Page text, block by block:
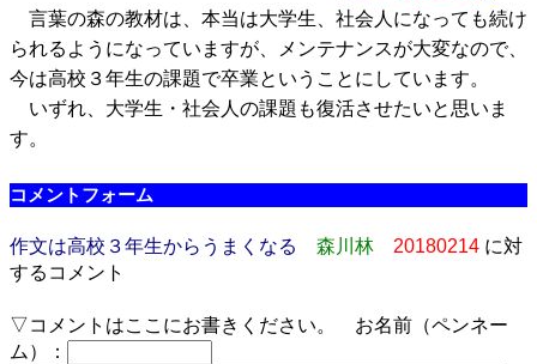
言葉の森の教材は、本当は大学生、社会人になっても続け
られるようになっていますが、メンテナンスが大変なので、
今は高校３年生の課題で卒業ということにしています。
いずれ、大学生・社会人の課題も復活させたいと思いま
す。
コメントフォーム
作文は高校３年生からうまくなる 森川林 20180214 に対
するコメント
▽コメントはここにお書きください。 お名前（ペンネー
ム）：